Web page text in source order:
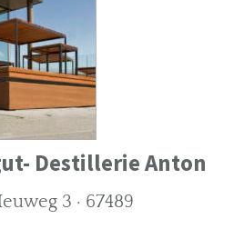
Destillerie Anton
3 · 67489